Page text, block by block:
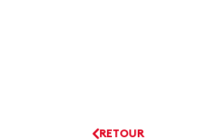
RETOUR